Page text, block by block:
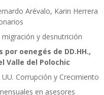
Arévalo, Karin Herrera
y desnutrición
oenegés de DD.HH.,
Valle del Polochic
Corrupción y Crecimiento
en asesores